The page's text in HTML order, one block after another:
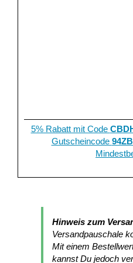
5% Rabatt mit Code
Gutscheincode
Hinweis zum
Versandpauschale
Mit einem
kannst Du jedoch